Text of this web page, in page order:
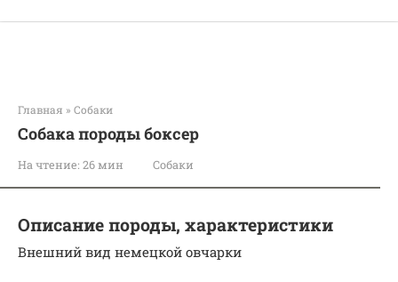
Главная » Собаки
Собака породы боксер
На чтение: 26 мин Собаки
Описание породы, характеристики
Внешний вид немецкой овчарки